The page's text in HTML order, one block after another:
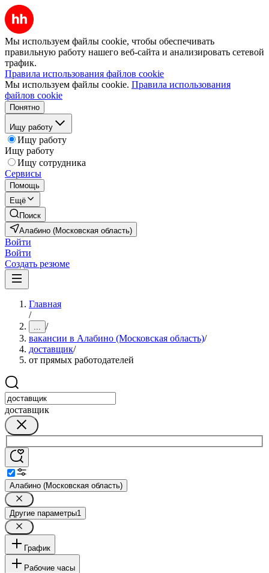
Мы используем файлы cookie, чтобы обеспечивать
правильную работу нашего веб-сайта и анализировать сетевой
трафик.
Правила использования файлов cookie
Мы используем файлы cookie. Правила использования
файлов cookie
Понятно
Ищу работу
Ищу работу
Ищу работу
Ищу сотрудника
Сервисы
Помощь
Ещё
Поиск
Алабино (Московская область)
Войти
Войти
Создать резюме
Главная
/
... /
вакансии в Алабино (Московская область)/
доставщик/
от прямых работодателей
доставщик
Алабино (Московская область)
Другие параметры1
График
Рабочие часы